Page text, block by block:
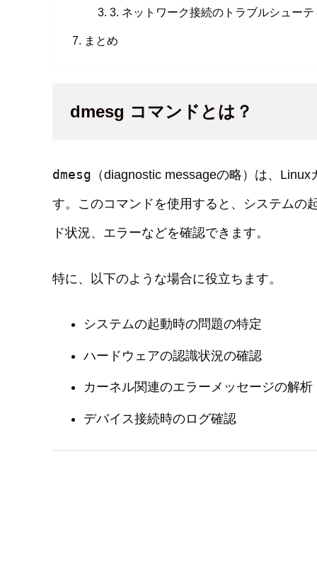
3. ネットワーク接続のトラブルシューテ
まとめ
dmesg コマンドとは？
dmesg （diagnostic messageの略）は、
す。このコマンドを使用すると、システムの
ド状況、エラーなどを確認できます。
特に、以下のような場合に役立ちます。
システムの起動時の問題の特定
ハードウェアの認識状況の確認
カーネル関連のエラーメッセージの解析
デバイス接続時のログ確認